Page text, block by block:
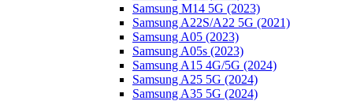
Samsung M14 5G (2023)
Samsung A22S/A22 5G (2021)
Samsung A05 (2023)
Samsung A05s (2023)
Samsung A15 4G/5G (2024)
Samsung A25 5G (2024)
Samsung A35 5G (2024)